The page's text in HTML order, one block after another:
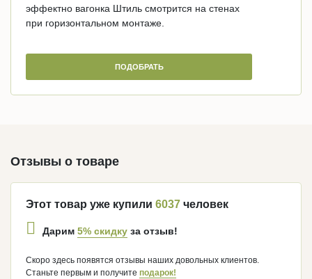
эффектно вагонка Штиль смотрится на стенах
при горизонтальном монтаже.
ПОДОБРАТЬ
Отзывы о товаре
Этот товар уже купили 6037 человек
Дарим 5% скидку за отзыв!
Скоро здесь появятся отзывы наших довольных клиентов.
Станьте первым и получите подарок!